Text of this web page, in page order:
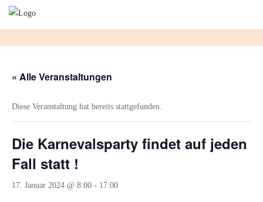
Skip
« Alle Veranstaltungen
Diese Veranstaltung hat bereits stattgefunden.
Die Karnevalsparty findet auf jeden
Fall statt !
17. Januar 2024 @ 8:00 - 17:00